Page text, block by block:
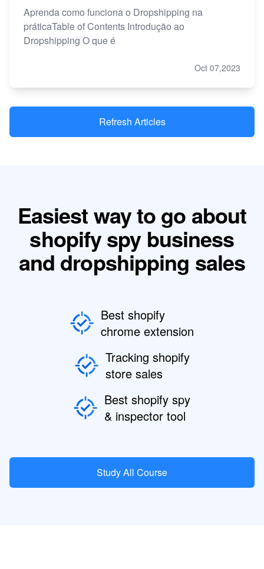
Aprenda como funciona o Dropshipping na
práticaTable of Contents Introdução ao
Dropshipping O que é
Oct 07,2023
Refresh Articles
Easiest way to go about
shopify spy business
and dropshipping sales
Best shopify
chrome extension
Tracking shopify
store sales
Best shopify spy
& inspector tool
Study All Course